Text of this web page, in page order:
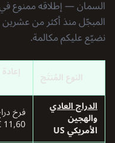
السمان — إطلاقه ممنوع في
المبجّل منذ أكثر من
نضيّع عليكم مكالمة.
النوع المُنتَج
الدراج العادي
والهجين
الأمريكي US 11,60 €